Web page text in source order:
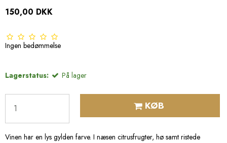
150,00 DKK
Ingen bedømmelse
Lagerstatus: På lager
KØB
Vinen har en lys gylden farve. I næsen citrusfrugter, hø samt ristede